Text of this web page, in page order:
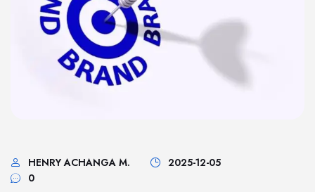
HENRY ACHANGA M.
2025-12-05
0